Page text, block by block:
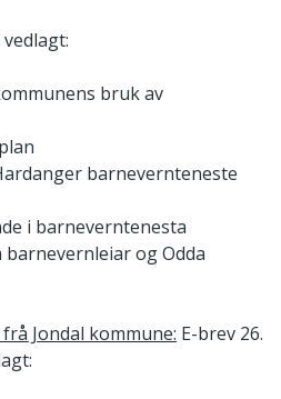
bruk av
barnevernteneste
i barneverntenesta
og Odda
Jondal kommune: E-brev 26.